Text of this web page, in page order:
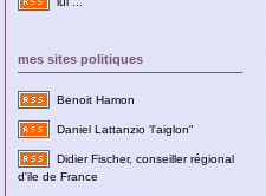
mes sites politiques
Benoit Hamon
Daniel Lattanzio 'l'aiglon"
Didier Fischer, conseiller régional
d'ile de France